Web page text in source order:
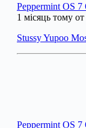
Peppermint OS
1 місяць тому
Stussy Yupoo
Peppermint OS